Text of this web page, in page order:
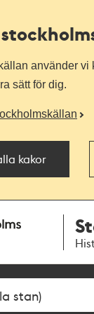
använder vi
sätt för dig.
kakor